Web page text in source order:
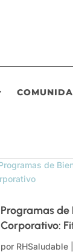
Programas de
Corporativo:
por RHSaludable|